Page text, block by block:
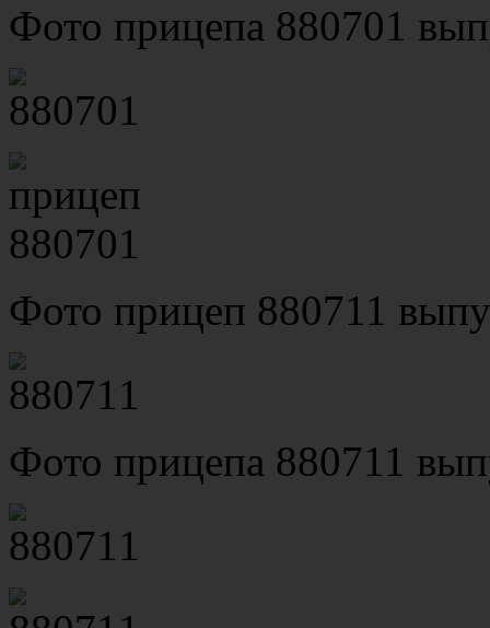
Фото прицепа 880701
Фото прицеп 880711
Фото прицепа 880711